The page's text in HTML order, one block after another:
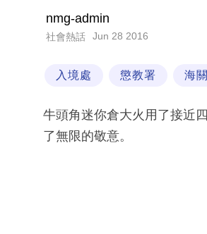
nmg-admin
社會熱話 Jun 28 2016
入境處 懲教署 海關
牛頭角迷你倉大火用了接近
了無限的敬意。